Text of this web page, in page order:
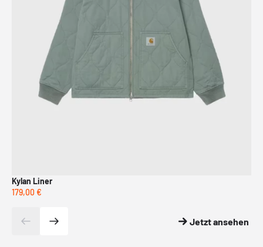
Kylan Liner
179,00 €
Jetzt ansehen